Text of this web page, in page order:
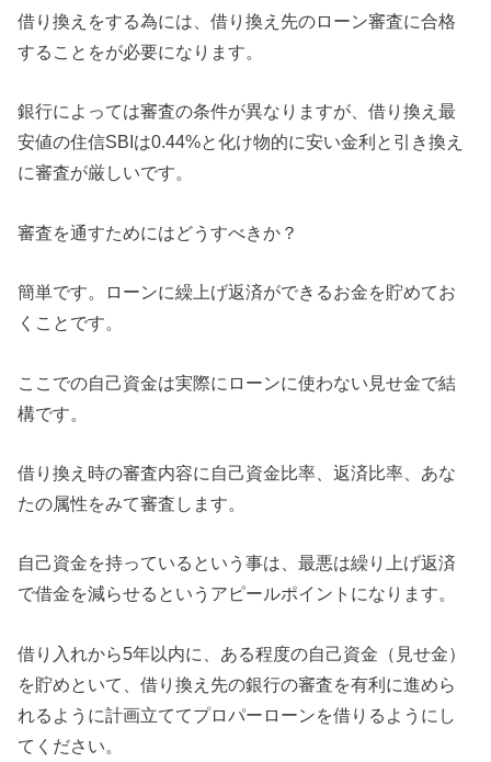
借り換えをする為には、借り換え先のローン審査に合格
することをが必要になります。
銀行によっては審査の条件が異なりますが、借り換え最
安値の住信SBIは0.44%と化け物的に安い金利と引き換え
に審査が厳しいです。
審査を通すためにはどうすべきか？
簡単です。ローンに繰上げ返済ができるお金を貯めてお
くことです。
ここでの自己資金は実際にローンに使わない見せ金で結
構です。
借り換え時の審査内容に自己資金比率、返済比率、あな
たの属性をみて審査します。
自己資金を持っているという事は、最悪は繰り上げ返済
で借金を減らせるというアピールポイントになります。
借り入れから5年以内に、ある程度の自己資金（見せ金）
を貯めといて、借り換え先の銀行の審査を有利に進めら
れるように計画立ててプロパーローンを借りるようにし
てください。